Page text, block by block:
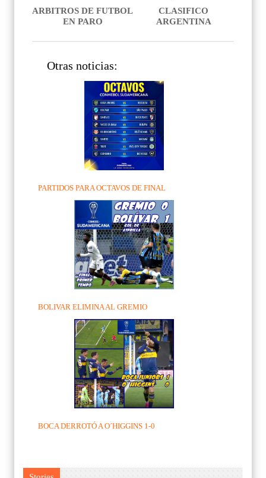
CLASIFICO
ARGENTINA
ARBITROS DE FUTBOL
EN PARO
Otras noticias:
PARTIDOS PARA OCTAVOS DE FINAL
BOLIVAR ELIMINA AL GREMIO
BOCA DERROTÓ A O´HIGGINS 1-0